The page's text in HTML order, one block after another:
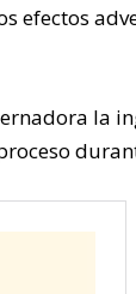
efectos
la